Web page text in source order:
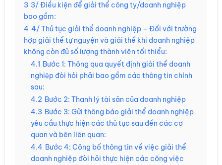
3 3/ Điều kiện để giải thể công ty/doanh nghiệp
bao gồm:
4 4/ Thủ tục giải thể doanh nghiệp – Đối với trường
hợp giải thể tự nguyện và giải thể khi doanh nghiệp
không còn đủ số lượng thành viên tối thiểu:
4.1 Bước 1: Thông qua quyết định giải thể doanh
nghiệp đòi hỏi phải bao gồm các thông tin chính
sau:
4.2 Bước 2: Thanh lý tài sản của doanh nghiệp
4.3 Bước 3: Gửi thông báo giải thể doanh nghiệp
yêu cầu thực hiện các thủ tục sau đến các cơ
quan và bên liên quan:
4.4 Bước 4: Công bố thông tin về việc giải thể
doanh nghiệp đòi hỏi thực hiện các công việc